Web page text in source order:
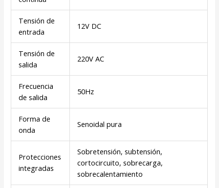
Tensión de
entrada
12V DC
Tensión de
salida
220V AC
Frecuencia
de salida
50Hz
Forma de
onda
Senoidal pura
Protecciones
integradas
Sobretensión, subtensión,
cortocircuito, sobrecarga,
sobrecalentamiento